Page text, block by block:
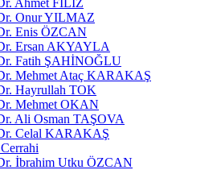
Onur YILMAZ
Enis ÖZCAN
Ersan AKYAYLA
Fatih ŞAHİNOĞLU
Mehmet Ataç KARAKAŞ
Hayrullah TOK
Mehmet OKAN
Ali Osman TAŞOVA
Celal KARAKAŞ
İbrahim Utku ÖZCAN